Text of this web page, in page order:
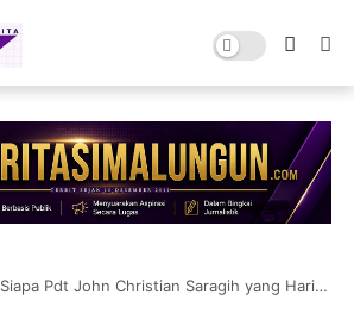
Siapa Pdt John Christian Saragih yang Hari Ini Dilantik Jadi Ephorus GKPS?